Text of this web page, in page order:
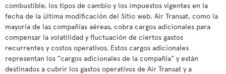
combustible, los tipos de cambio y los impuestos vigentes en la
fecha de la última modificación del Sitio web. Air Transat, como la
mayoría de las compañías aéreas, cobra cargos adicionales para
compensar la volatilidad y fluctuación de ciertos gastos
recurrentes y costos operativos. Estos cargos adicionales
representan los "cargos adicionales de la compañía" y están
destinados a cubrir los gastos operativos de Air Transat y a